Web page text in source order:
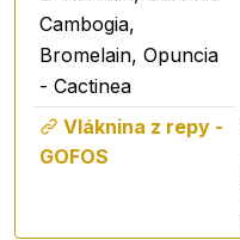
Cambogia,
Bromelain, Opuncia
- Cactinea
Vláknina z repy -
GOFOS